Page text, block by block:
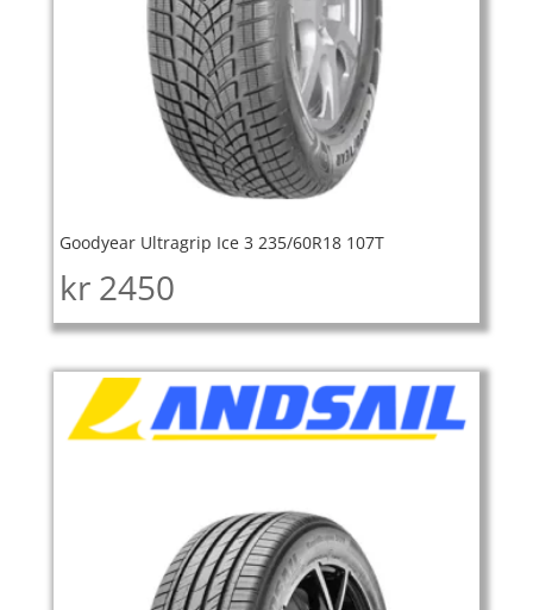
Goodyear Ultragrip Ice 3 235/60R18 107T
kr 2450